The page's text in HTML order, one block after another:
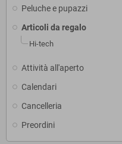
Peluche e pupazzi
Articoli da regalo
Hi-tech
Attività all'aperto
Calendari
Cancelleria
Preordini